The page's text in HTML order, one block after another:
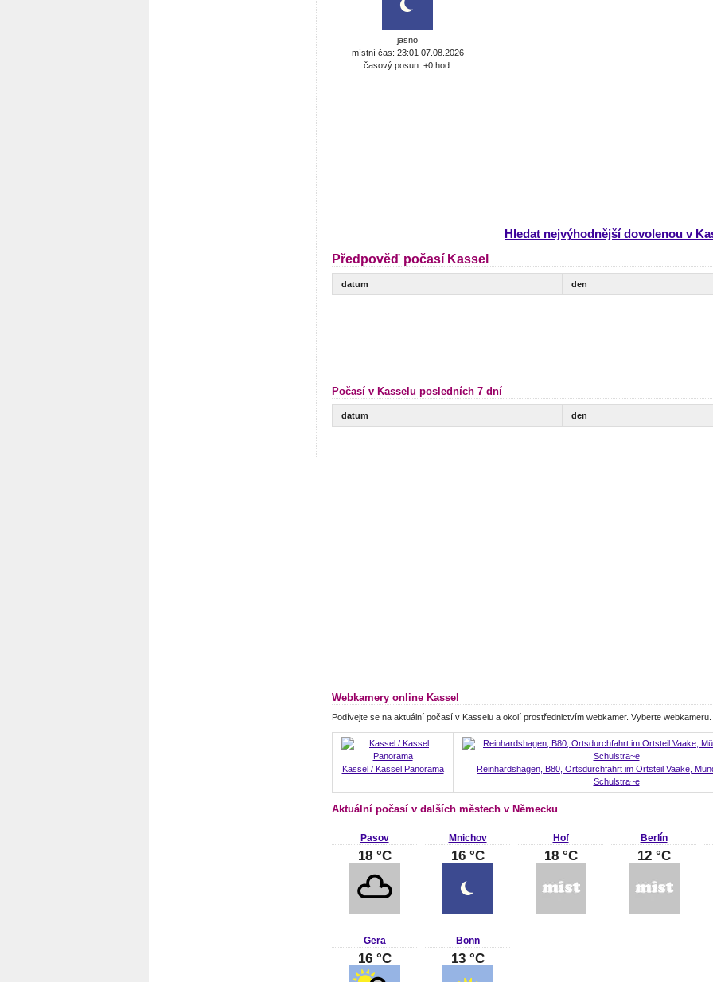
jasno
místní čas: 23:01 07.08.2026
časový posun: +0 hod.
Hledat nejvýhodnější dovolenou v
Předpověď počasí Kassel
datum den
Počasí v Kasselu posledních 7 dní
datum den
Webkamery online Kassel
Podívejte se na aktuální počasí v Kasselu a okolí prostřednictvím webkamer. Vyberte webkameru.
Kassel / Kassel Panorama
Reinhardshagen, B80, Ortsdurchfahrt im Ortsteil Vaake,
Schulstra~e
Aktuální počasí v dalších městech v Německu
Pasov
18 °C
Mnichov
16 °C
Hof
18 °C
Berlín
12 °C
Gera
16 °C
Bonn
13 °C